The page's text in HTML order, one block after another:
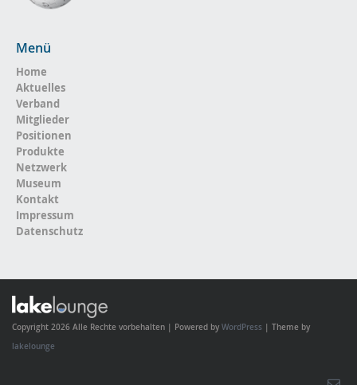
Menü
Home
Aktuelles
Verband
Mitglieder
Positionen
Produkte
Netzwerk
Museum
Kontakt
Impressum
Datenschutz
Copyright 2026 Alle Rechte vorbehalten | Powered by WordPress | Theme by
lakelounge